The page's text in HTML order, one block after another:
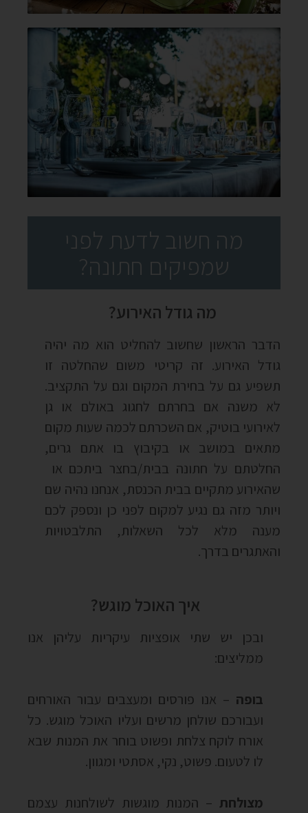
מה חשוב לדעת לפני
שמפיקים חתונה?
מה גודל האירוע?
הדבר הראשון שחשוב להחליט הוא מה יהיה
גודל האירוע. זה קריטי משום שהחלטה זו
תשפיע גם על בחירת המקום וגם על התקציב.
לא משנה אם בחרתם לחגוג באולם או גן
לאירועי בוטיק, אם השכרתם לכמה שעות מקום
מתאים במושב או בקיבוץ בו אתם גרים,
החלטתם על חתונה בבית/בחצר ביתכם או
שהאירוע מתקיים בבית הכנסת, אנחנו נהיה שם
ויותר מזה גם נגיע למקום לפני כן ונספק לכם
מענה מלא לכל השאלות, התלבטויות
והאתגרים בדרך.
איך האוכל מוגש?
ובכן יש שתי אופציות עיקריות עליהן אנו
ממליצים:
בופה – אנו פורסים ומעצבים עבור האורחים
ועבורכם שולחן מרשים ועליו האוכל מוגש. כל
אורח לוקח צלחת ופשוט בוחר את המנות שבא
לו לטעום. פשוט, נקי, אסתטי ומגוון.
מצולחת – המנות מוגשות לשולחנות עצמם